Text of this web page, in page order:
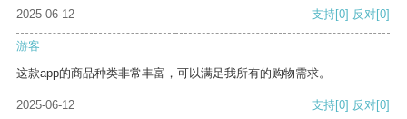
2025-06-12 支持[0] 反对[0]
游客
这款app的商品种类非常丰富，可以满足我所有的购物需求。
2025-06-12 支持[0] 反对[0]